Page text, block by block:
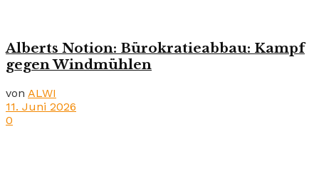
Alberts Notion: Bürokratieabbau: Kampf
gegen Windmühlen
von ALWI
11. Juni 2026
0